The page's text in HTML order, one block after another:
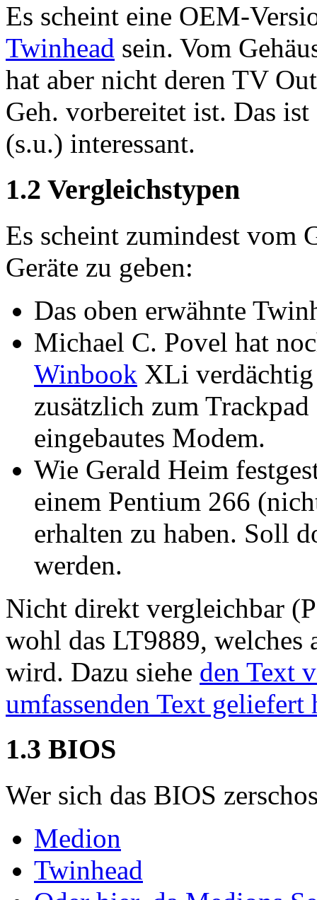
Es scheint eine OEM-
Twinhead sein. Vom
hat aber nicht deren TV
Geh. vorbereitet ist. Das
(s.u.) interessant.
1.2 Vergleichstypen
Es scheint zumindest vom
Geräte zu geben:
Das oben erwähnte
Michael C. Povel hat
Winbook XLi
zusätzlich zum
eingebautes Modem.
Wie Gerald Heim
einem Pentium 266
erhalten zu haben. Soll
werden.
Nicht direkt vergleichbar
wohl das LT9889,
wird. Dazu siehe den Text
umfassenden Text geliefert
1.3 BIOS
Wer sich das BIOS
Medion
Twinhead